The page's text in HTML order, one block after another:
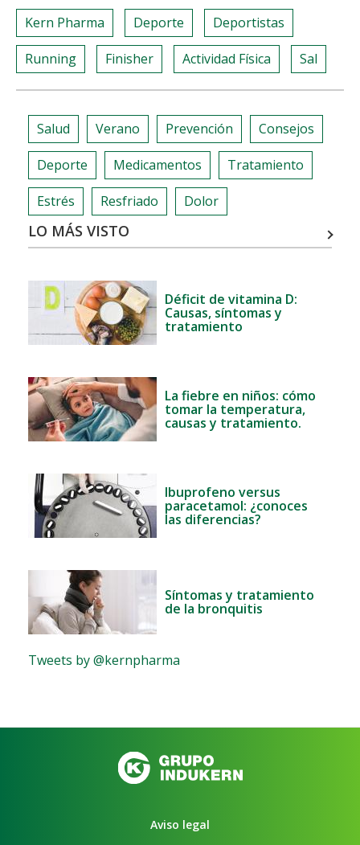
Kern Pharma Deporte Deportistas
Running Finisher Actividad Física Sal
Salud Verano Prevención Consejos
Deporte Medicamentos Tratamiento
Estrés Resfriado Dolor
LO MÁS VISTO
Déficit de vitamina D:
Causas, síntomas y
tratamiento
La fiebre en niños: cómo
tomar la temperatura,
causas y tratamiento.
Ibuprofeno versus
paracetamol: ¿conoces
las diferencias?
Síntomas y tratamiento
de la bronquitis
Tweets by @kernpharma
Aviso legal